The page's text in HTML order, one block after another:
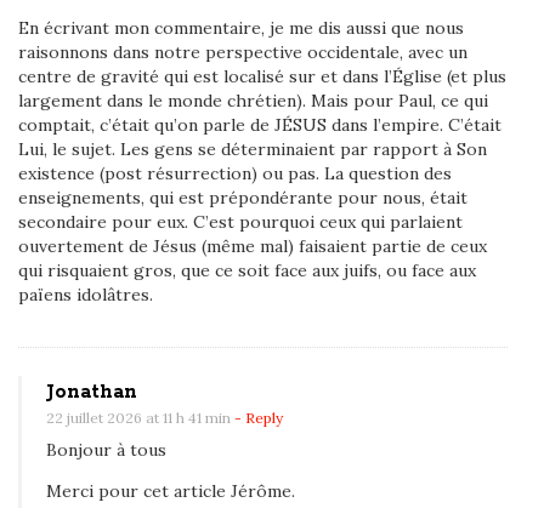
En écrivant mon commentaire, je me dis aussi que nous
raisonnons dans notre perspective occidentale, avec un
centre de gravité qui est localisé sur et dans l’Église (et plus
largement dans le monde chrétien). Mais pour Paul, ce qui
comptait, c’était qu’on parle de JÉSUS dans l’empire. C’était
Lui, le sujet. Les gens se déterminaient par rapport à Son
existence (post résurrection) ou pas. La question des
enseignements, qui est prépondérante pour nous, était
secondaire pour eux. C’est pourquoi ceux qui parlaient
ouvertement de Jésus (même mal) faisaient partie de ceux
qui risquaient gros, que ce soit face aux juifs, ou face aux
païens idolâtres.
Jonathan
22 juillet 2026 at 11 h 41 min - Reply
Bonjour à tous
Merci pour cet article Jérôme.